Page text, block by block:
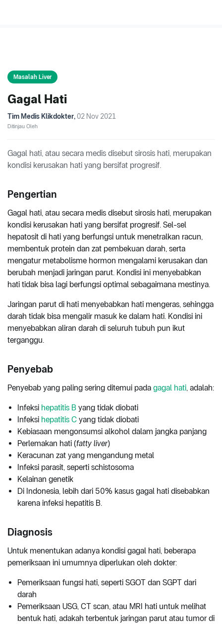
Masalah Liver
Gagal Hati
Tim Medis Klikdokter, 02 Nov 2021
Ditinjau Oleh
Gagal hati, atau secara medis disebut sirosis hati, merupakan
kondisi kerusakan hati yang bersifat progresif.
Pengertian
Gagal hati, atau secara medis disebut sirosis hati, merupakan
kondisi kerusakan hati yang bersifat progresif. Sel-sel
hepatosit di hati yang berfungsi untuk menetralkan racun,
membentuk protein dan zat pembekuan darah, serta
mengatur metabolisme hormon mengalami kerusakan dan
berubah menjadi jaringan parut. Kondisi ini menyebabkan
hati tidak bisa lagi berfungsi optimal sebagaimana mestinya.
Jaringan parut di hati menyebabkan hati mengeras, sehingga
darah tidak bisa mengalir masuk ke dalam hati. Kondisi ini
menyebabkan aliran darah di seluruh tubuh pun ikut
terganggu.
Penyebab
Penyebab yang paling sering ditemui pada gagal hati, adalah:
Infeksi hepatitis B yang tidak diobati
Infeksi hepatitis C yang tidak diobati
Kebiasaan mengonsumsi alkohol dalam jangka panjang
Perlemakan hati (fatty liver)
Keracunan zat yang mengandung metal
Infeksi parasit, seperti schistosoma
Kelainan genetik
Di Indonesia, lebih dari 50% kasus gagal hati disebabkan
karena infeksi hepatitis B.
Diagnosis
Untuk menentukan adanya kondisi gagal hati, beberapa
pemeriksaan ini umumnya diperlukan oleh dokter:
Pemeriksaan fungsi hati, seperti SGOT dan SGPT dari
darah
Pemeriksaan USG, CT scan, atau MRI hati untuk melihat
bentuk hati, adakah terbentuk jaringan parut atau tumor di